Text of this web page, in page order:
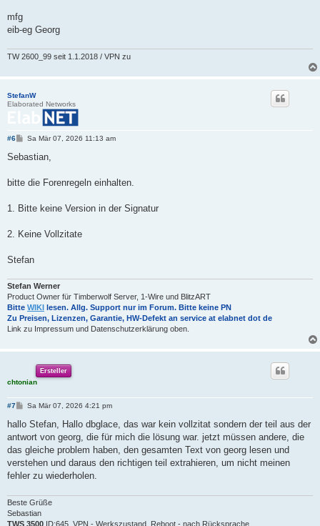
mfg
eib-eg Georg
TW 2600_99 seit 1.1.2018 / VPN zu
StefanW
Elaborated Networks
#6
B
i
a
Sa Mär 07, 2026 11:13 am
Sebastian,
bitte die Forenregeln einhalten.
1. Bitte keine Version in der Signatur
2. Keine Vollzitate
Stefan
Stefan Werner
Product Owner für Timberwolf Server, 1-Wire und BlitzART
Bitte WIKI
lesen. Allg. Support nur im Forum. Bitte keine PN
Zu Preisen, Lizenzen, Garantie, HW-Defekt an service at elabnet dot de
Link zu Impressum und Datenschutzerklärung oben.
Ersteller
chtonian
#7
B
i
r
a
g
Sa Mär 07, 2026 4:21 pm
hallo Stefan, Hallo dbglace, das war kein vollzitat sondern der teil aus der
antwort von georg, die für mich die lösung war. jetzt müssen andere, die
das gleiche problem haben, den gesamten Text von georg lesen und
verstehen und daraus den richtigen teil extrahieren, um nicht meinen
fehler zu wiederholen.
Beste Grüße
Sebastian
TWS 3500 ID:645, VPN - Werkszustand, Reboot - nach Rücksprache